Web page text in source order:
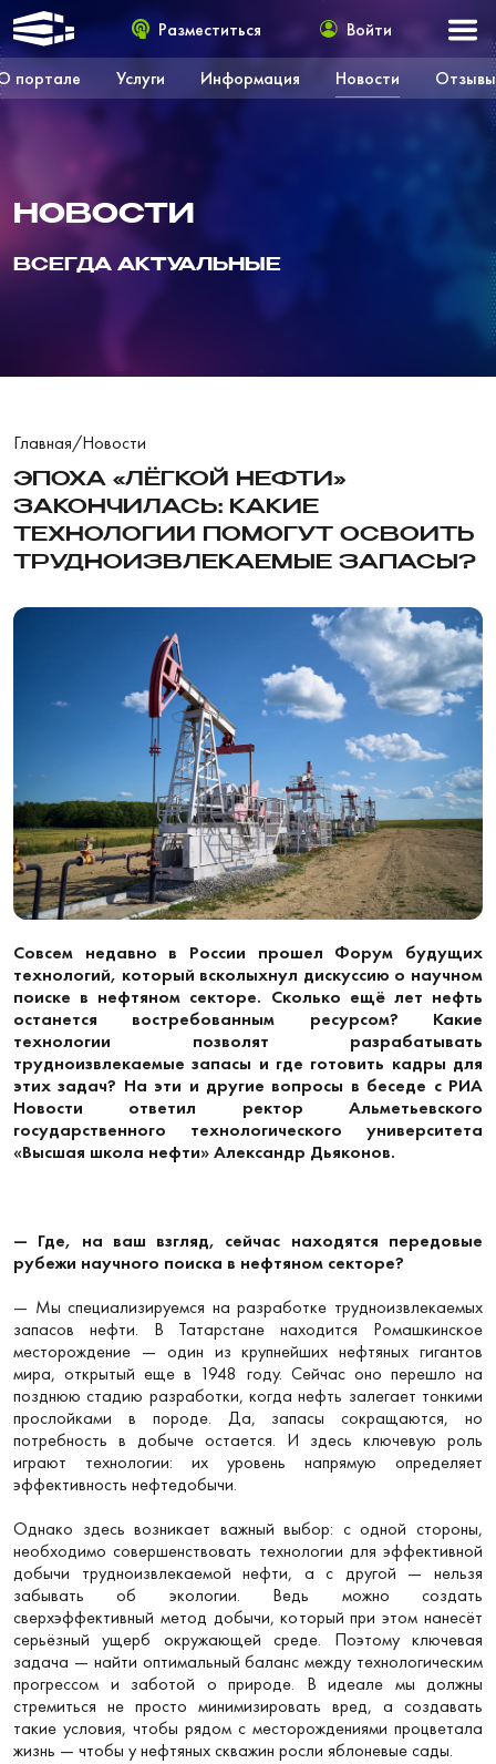
портале Услуги Информация Новости Отзывы
Разместиться Войти
НОВОСТИ
ВСЕГДА АКТУАЛЬНЫЕ
Главная/Новости
ЭПОХА «ЛЁГКОЙ НЕФТИ»
ЗАКОНЧИЛАСЬ: КАКИЕ
ТЕХНОЛОГИИ ПОМОГУТ ОСВОИТЬ
ТРУДНОИЗВЛЕКАЕМЫЕ ЗАПАСЫ?
Совсем недавно в России прошел Форум будущих
технологий, который всколыхнул дискуссию о научном
поиске в нефтяном секторе. Сколько ещё лет нефть
останется востребованным ресурсом? Какие
технологии позволят разрабатывать
трудноизвлекаемые запасы и где готовить кадры для
этих задач? На эти и другие вопросы в беседе с РИА
Новости ответил ректор Альметьевского
государственного технологического университета
«Высшая школа нефти» Александр Дьяконов.
— Где, на ваш взгляд, сейчас находятся передовые
рубежи научного поиска в нефтяном секторе?
— Мы специализируемся на разработке трудноизвлекаемых
запасов нефти. В Татарстане находится Ромашкинское
месторождение — один из крупнейших нефтяных гигантов
мира, открытый еще в 1948 году. Сейчас оно перешло на
позднюю стадию разработки, когда нефть залегает тонкими
прослойками в породе. Да, запасы сокращаются, но
потребность в добыче остается. И здесь ключевую роль
играют технологии: их уровень напрямую определяет
эффективность нефтедобычи.
Однако здесь возникает важный выбор: с одной стороны,
необходимо совершенствовать технологии для эффективной
добычи трудноизвлекаемой нефти, а с другой — нельзя
забывать об экологии. Ведь можно создать
сверхэффективный метод добычи, который при этом нанесёт
серьёзный ущерб окружающей среде. Поэтому ключевая
задача — найти оптимальный баланс между технологическим
прогрессом и заботой о природе. В идеале мы должны
стремиться не просто минимизировать вред, а создавать
такие условия, чтобы рядом с месторождениями процветала
жизнь — чтобы у нефтяных скважин росли яблоневые сады.